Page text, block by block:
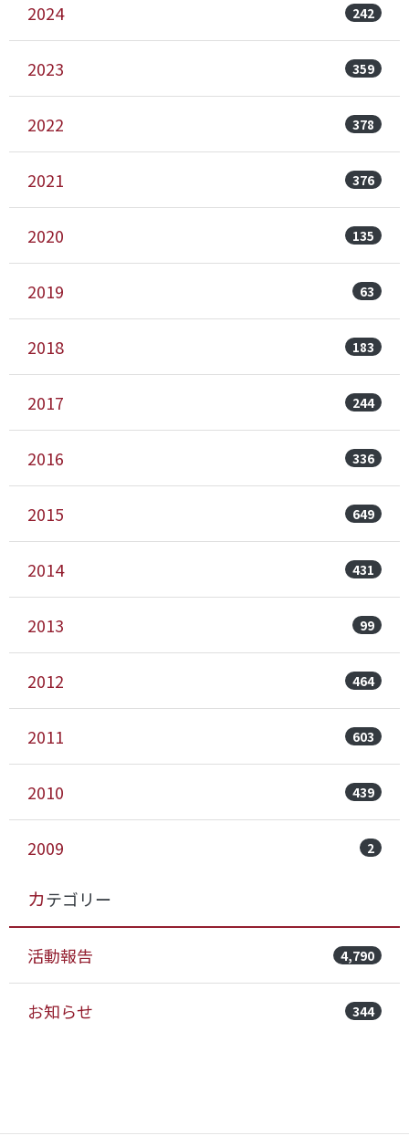
2024 242
2023 359
2022 378
2021 376
2020 135
2019 63
2018 183
2017 244
2016 336
2015 649
2014 431
2013 99
2012 464
2011 603
2010 439
2009 2
カテゴリー
活動報告 4,790
お知らせ 344